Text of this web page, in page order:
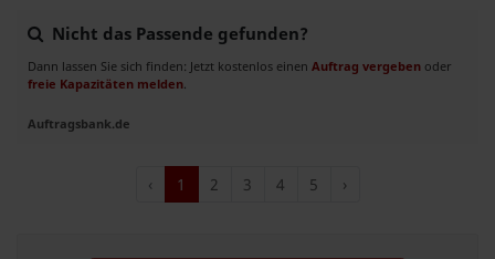
Nicht das Passende gefunden?
Dann lassen Sie sich finden: Jetzt kostenlos einen Auftrag vergeben oder
freie Kapazitäten melden.
Auftragsbank.de
‹ 1 2 3 4 5 ›